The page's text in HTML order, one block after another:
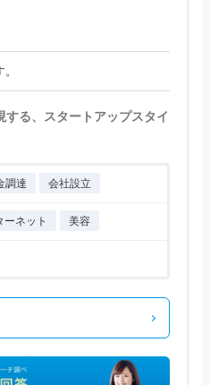
る、スタートアップスタイ
調達 会社設立
ーネット 美容